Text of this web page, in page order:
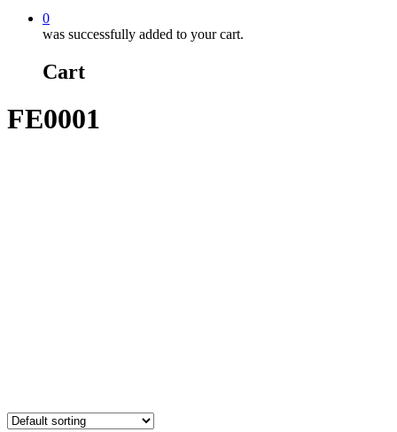
0
was successfully added to your cart.
Cart
FE0001